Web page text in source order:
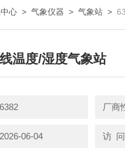
心 > 气象仪器 > 气象站 >
温度/湿度气象站
厂商
06-04 访